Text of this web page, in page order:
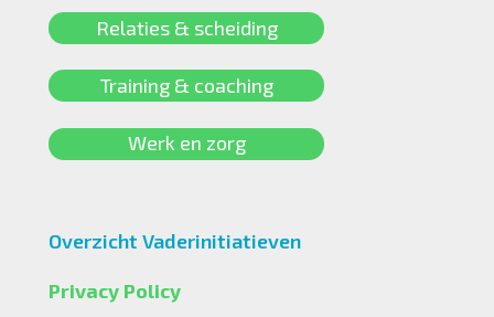
Relaties & scheiding
Training & coaching
Werk en zorg
Overzicht Vaderinitiatieven
Privacy Policy